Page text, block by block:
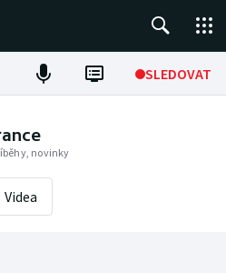
SLEDOVAT
novinky
Videa